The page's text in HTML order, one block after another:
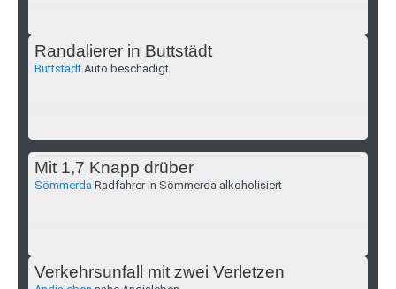
Randalierer in Buttstädt
Buttstädt Auto beschädigt
Mit 1,7 Knapp drüber
Sömmerda Radfahrer in Sömmerda alkoholisiert
Verkehrsunfall mit zwei Verletzen